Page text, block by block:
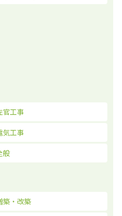
官工事
気工事
般
築・改築